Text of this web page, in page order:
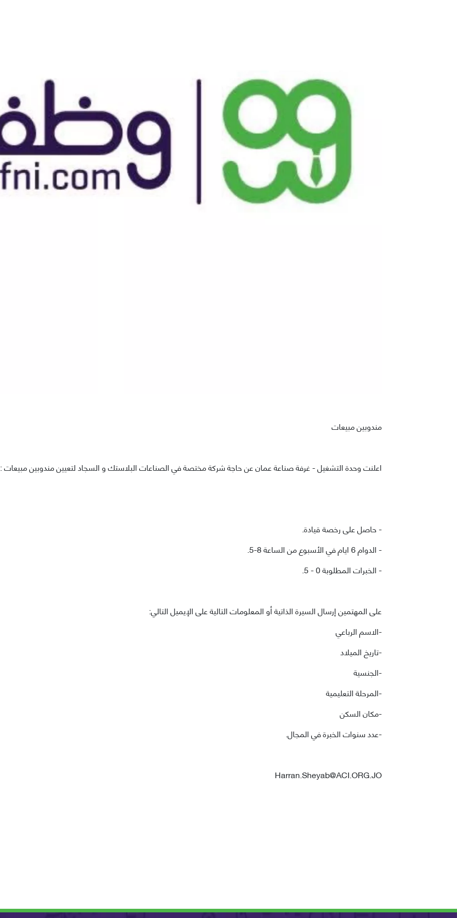
مندوبين مبيعات
اعلنت وحدة التشغيل - غرفة صناعة عمان عن حاجة شركة مختصة في الصناعات البلاستك و السجاد لتعيين مندوبين مبيعات :
- حاصل على رخصة قيادة.
- الدوام 6 ايام في الأسبوع من الساعة 8-5.
- الخبرات المطلوبة 0 - 5.
على المهتمين إرسال السيرة الذاتية أو المعلومات التالية على الإيميل التالي:
-الاسم الرباعي
-تاريخ الميلاد
-الجنسية
-المرحلة التعليمية
-مكان السكن
-عدد سنوات الخبرة في المجال.
Harran.Sheyab@ACI.ORG.JO